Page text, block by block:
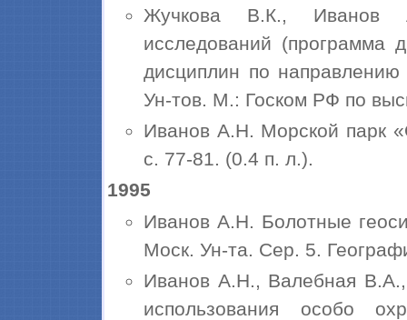
Жучкова В.К., Иванов
исследований (программа
дисциплин по
Ун-тов. М.: Госком РФ по
Иванов А.Н. Морской парк
с. 77-81. (0.4 п. л.).
1995
Иванов А.Н. Болотные
Моск. Ун-та. Сер. 5.
Иванов А.Н., Валебная
использования особо